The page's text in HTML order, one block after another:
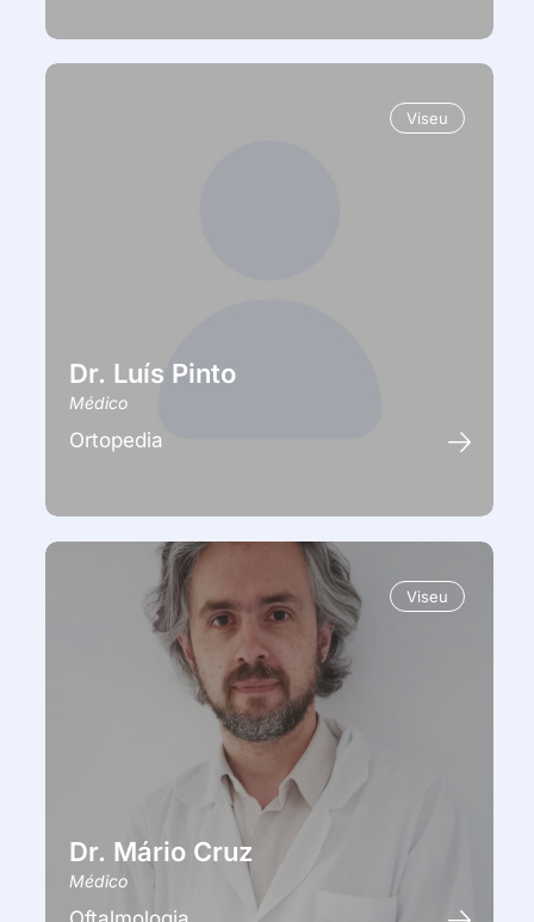
Viseu
Dr. Luís Pinto
Médico
Ortopedia
Viseu
Dr. Mário Cruz
Médico